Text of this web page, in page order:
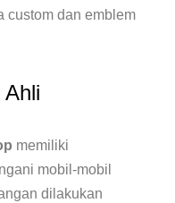
custom dan emblem
memiliki
mobil-mobil
dilakukan